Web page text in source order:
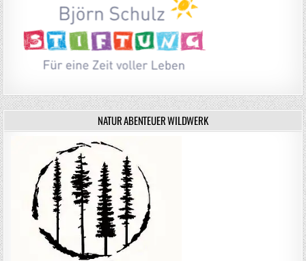
NATUR ABENTEUER WILDWERK